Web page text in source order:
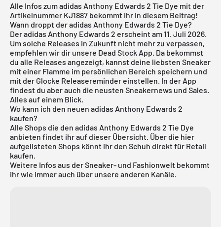
Alle Infos zum adidas Anthony Edwards 2 Tie Dye mit der
Artikelnummer KJ1887 bekommt ihr in diesem Beitrag!
Wann droppt der adidas Anthony Edwards 2 Tie Dye?
Der adidas Anthony Edwards 2 erscheint am 11. Juli 2026.
Um solche Releases in Zukunft nicht mehr zu verpassen,
empfehlen wir dir unsere Dead Stock App. Da bekommst
du alle Releases angezeigt, kannst deine liebsten Sneaker
mit einer Flamme im persönlichen Bereich speichern und
mit der Glocke Releasereminder einstellen. In der App
findest du aber auch die neusten Sneakernews und Sales.
Alles auf einem Blick.
Wo kann ich den neuen adidas Anthony Edwards 2
kaufen?
Alle Shops die den adidas Anthony Edwards 2 Tie Dye
anbieten findet ihr auf dieser Übersicht. Über die hier
aufgelisteten Shops könnt ihr den Schuh direkt für Retail
kaufen.
Weitere Infos aus derSneaker- und Fashionwelt bekommt
ihr wie immer auch über unsere anderen Kanäle.